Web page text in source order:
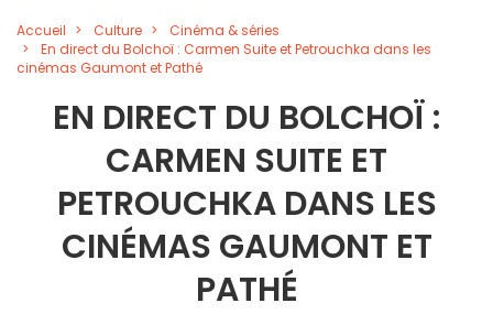
Accueil Culture
Cinéma & séries
En direct du Bolchoï : Carmen Suite et Petrouchka dans les
cinémas Gaumont et Pathé
EN DIRECT DU BOLCHOÏ :
CARMEN SUITE ET
PETROUCHKA DANS LES
CINÉMAS GAUMONT ET
PATHÉ